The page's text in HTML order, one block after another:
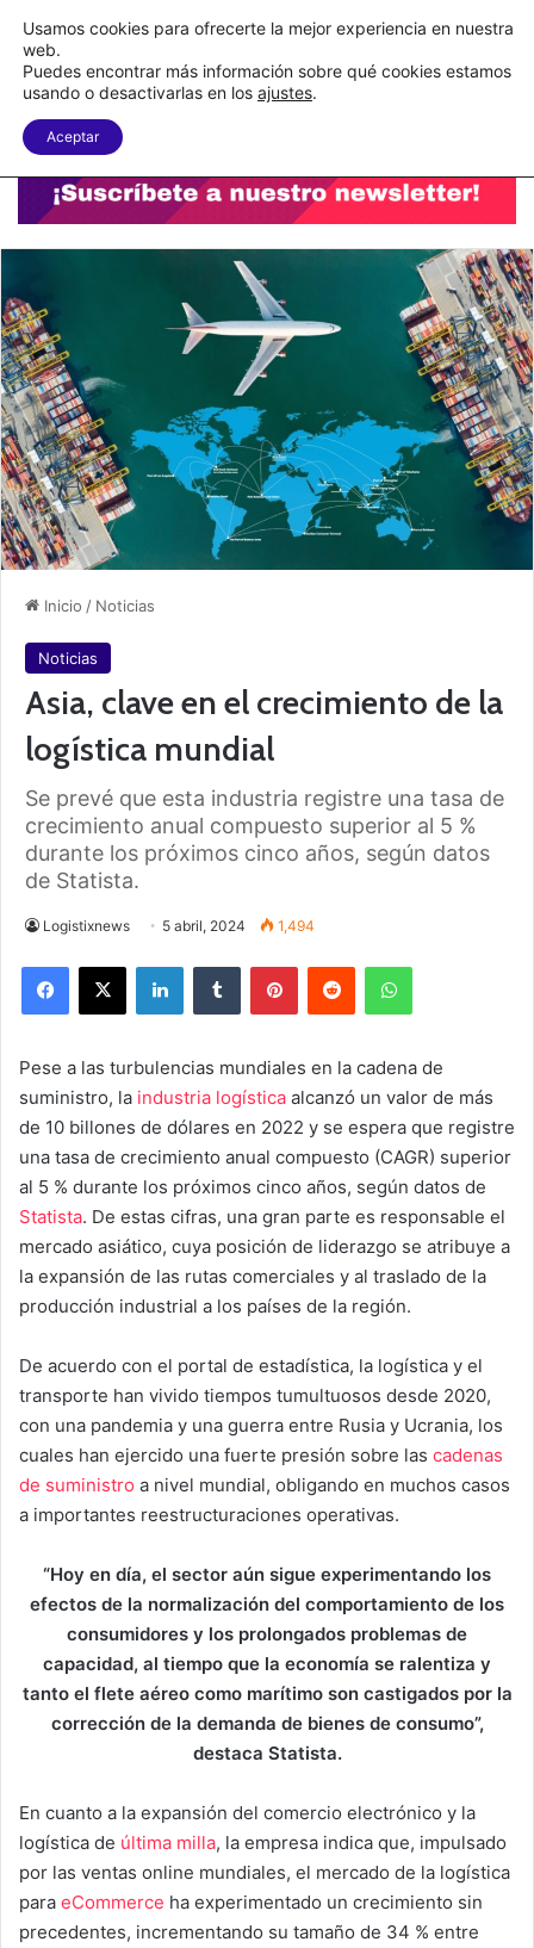
DHL Supply Chain mide la presión logística del eCommerce
Menu
Inicio / Noticias
Noticias
Asia, clave en el crecimiento de la
logística mundial
Se prevé que esta industria registre una tasa de
crecimiento anual compuesto superior al 5 %
durante los próximos cinco años, según datos
de Statista.
Logistixnews 5 abril, 2024 1,494
Pese a las turbulencias mundiales en la cadena de
suministro, la industria logística alcanzó un valor de más
de 10 billones de dólares en 2022 y se espera que registre
una tasa de crecimiento anual compuesto (CAGR) superior
al 5 % durante los próximos cinco años, según datos de
Statista. De estas cifras, una gran parte es responsable el
mercado asiático, cuya posición de liderazgo se atribuye a
la expansión de las rutas comerciales y al traslado de la
producción industrial a los países de la región.
De acuerdo con el portal de estadística, la logística y el
transporte han vivido tiempos tumultuosos desde 2020,
con una pandemia y una guerra entre Rusia y Ucrania, los
cuales han ejercido una fuerte presión sobre las cadenas
de suministro a nivel mundial, obligando en muchos casos
a importantes reestructuraciones operativas.
“Hoy en día, el sector aún sigue experimentando los
efectos de la normalización del comportamiento de los
consumidores y los prolongados problemas de
capacidad, al tiempo que la economía se ralentiza y
tanto el flete aéreo como marítimo son castigados por la
corrección de la demanda de bienes de consumo”,
destaca Statista.
En cuanto a la expansión del comercio electrónico y la
logística de última milla, la empresa indica que, impulsado
por las ventas online mundiales, el mercado de la logística
para eCommerce ha experimentado un crecimiento sin
precedentes, incrementando su tamaño de 34 % entre
Usamos cookies para ofrecerte la mejor experiencia en nuestra
web.
Puedes encontrar más información sobre qué cookies estamos
usando o desactivarlas en los ajustes.
Aceptar